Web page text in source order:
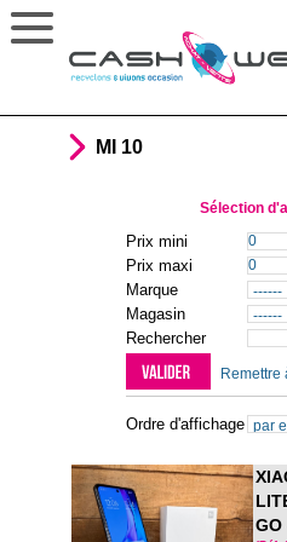
MI 10
Sélection
Prix mini
Prix maxi
Marque
Magasin
Rechercher
Remettre
Ordre d'affichage
GO